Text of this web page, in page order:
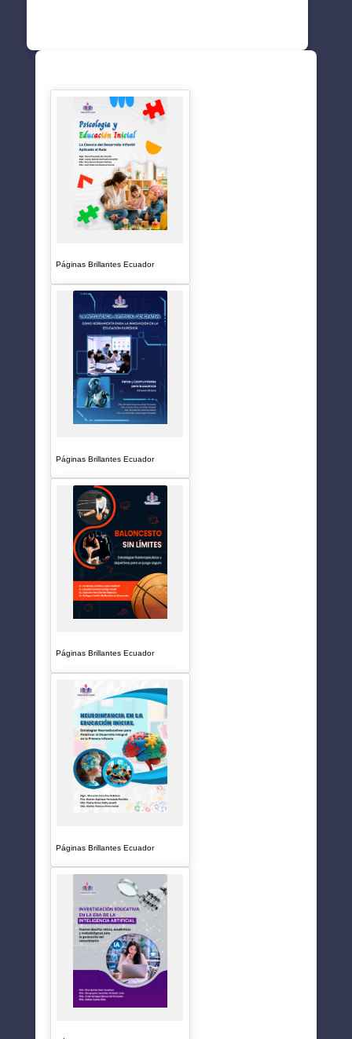
Páginas Brillantes Ecuador
Páginas Brillantes Ecuador
Páginas Brillantes Ecuador
Páginas Brillantes Ecuador